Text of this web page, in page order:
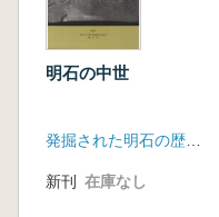
明石の中世
新刊 在庫なし